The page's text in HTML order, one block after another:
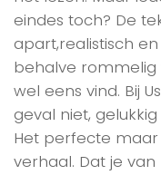
eindes toch? De
apart,realistisch
behalve rommelig
wel eens vind. Bij
geval niet, gelukkig
Het perfecte
verhaal. Dat je